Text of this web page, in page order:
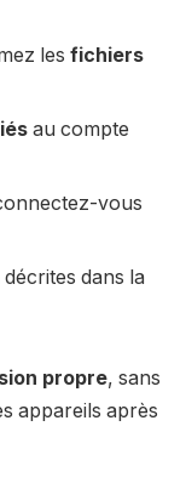
les fichiers
au compte
vous
dans la
propre, sans
appareils après